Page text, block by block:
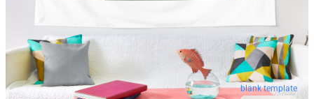
blank template